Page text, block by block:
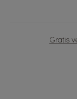
Gratis